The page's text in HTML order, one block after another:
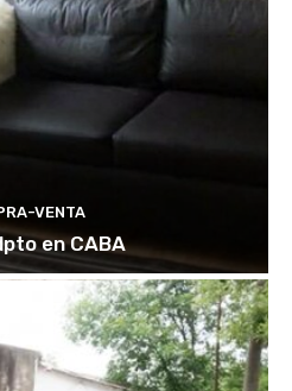
VENTA
en CABA